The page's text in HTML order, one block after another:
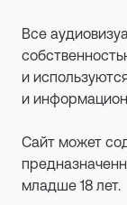
Все
и
и
Сайт может
младше 18 лет.